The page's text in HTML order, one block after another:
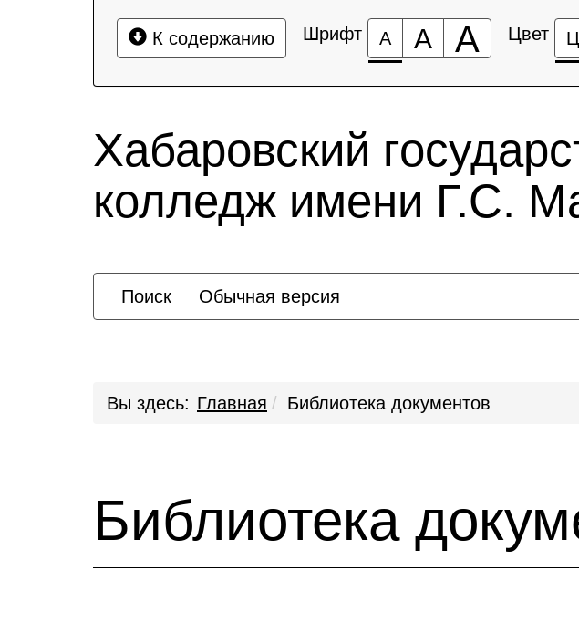
К содержанию Шрифт А А А Цвет Ц
Хабаровский
колледж имени Г.С.
Поиск Обычная версия
Вы здесь: Главная Библиотека документов
Библиотека